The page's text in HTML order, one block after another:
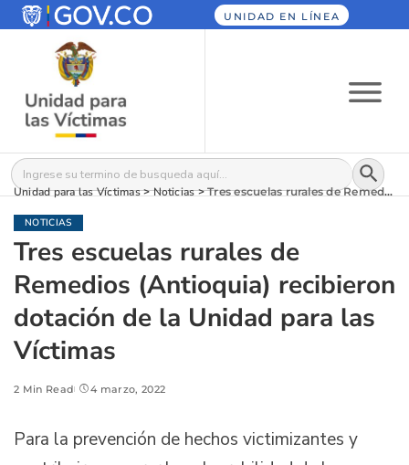
UNIDAD EN LÍNEA
Buscar: Botón
Unidad para las Víctimas>Noticias>Tres escuelas rurales de Remedios (Antioquia) recibieron dotación de la Unidad para las Víctimas
NOTICIAS
Tres escuelas rurales de
Remedios (Antioquia) recibieron
dotación de la Unidad para las
Víctimas
2 Min Read 4 marzo, 2022
Para la prevención de hechos victimizantes y